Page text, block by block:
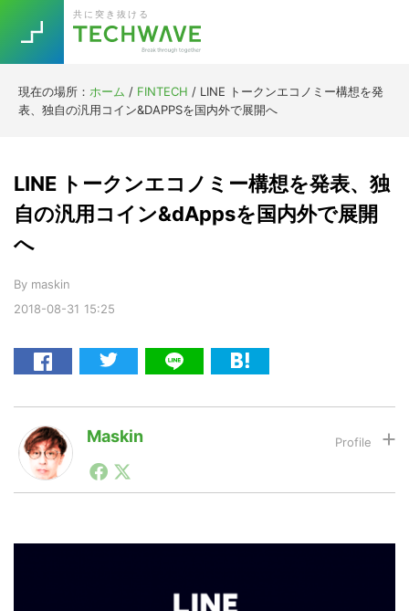
primary
navigation
main
content
primary
sidebar
footer
共に突き抜ける
現在の場所： ホーム / FINTECH / LINE トークンエコノミー構想を発
表、独自の汎用コイン&DAPPSを国内外で展開へ
2018-08-31 15:25
LINE トークンエコノミー構想を発表、独
自の汎用コイン&dAppsを国内外で展開
へ
By maskin
Maskin
1990年代初頭から記者としてまた起業家としてITスタ
ートアップ業界のハードウェアからソフトウェアの事業
ペイン）の元日本編集長、World Innovation Lab(WiL)
TOPICS
RE:LIFE
Re:Work
AI
暗号資産
[Startup]
[Voice Edition]
[YouTube]
LINE
Trend 今話題の注目キーワード
5G Asana テレワーク
Daily Weekly